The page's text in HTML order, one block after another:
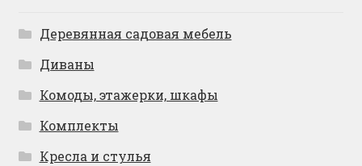
Деревянная садовая мебель
Диваны
Комоды, этажерки, шкафы
Комплекты
Кресла и стулья